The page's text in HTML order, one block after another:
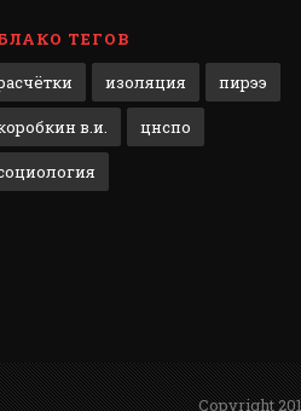
ТЕГОВ
изоляция пирээ
в.и. цнспо
Copyright